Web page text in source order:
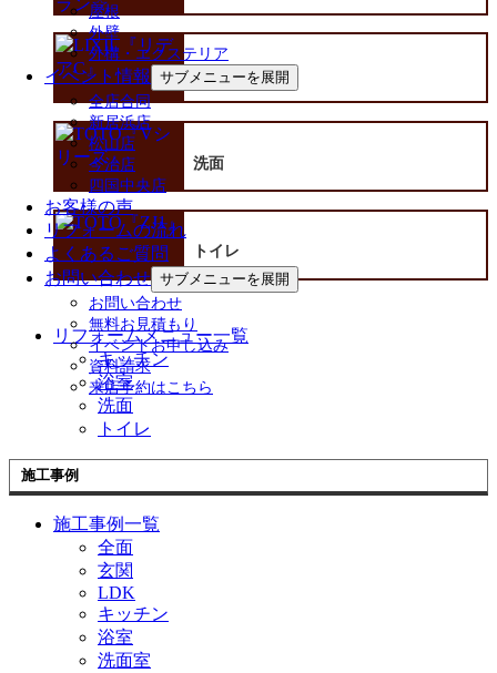
屋根
外壁
外構・エクステリア
イベント情報
サブメニューを展開
全店合同
新居浜店
松山店
今治店
四国中央店
お客様の声
リフォームの流れ
よくあるご質問
お問い合わせ サブメニューを展開
お問い合わせ
無料お見積もり
イベントお申し込み
資料請求
来店予約はこちら
浴室
洗面
トイレ
リフォームメニュー一覧
キッチン
浴室
洗面
トイレ
施工事例
施工事例一覧
全面
玄関
LDK
キッチン
浴室
洗面室